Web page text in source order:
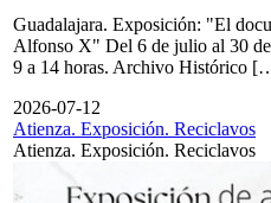
Guadalajara. Exposición: "El
Alfonso X" Del 6 de julio al 30
9 a 14 horas. Archivo Histórico
2026-07-12
Atienza. Exposición. Reciclavos
Atienza. Exposición. Reciclavos